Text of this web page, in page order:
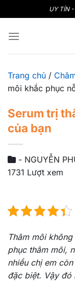
qua
nội
UY TÍN
Trang chủ /
môi khắc phục
Serum trị
của bạn
- NGUYỄN
1731 Lượt xem
Thâm môi
phục thâm môi,
nhiều chị em
đặc biệt. Vậy đó